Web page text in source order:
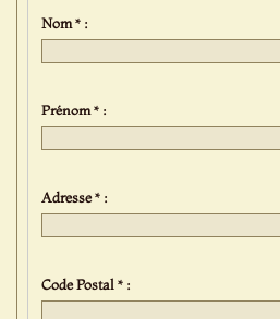
Nom * :
Prénom * :
Adresse * :
Code Postal * :